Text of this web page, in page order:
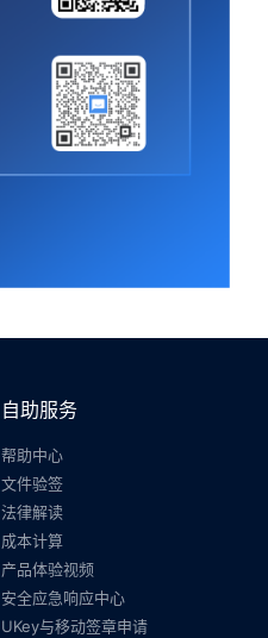
自助服务
帮助中心
文件验签
法律解读
成本计算
产品体验视频
安全应急响应中心
UKey与移动签章申请